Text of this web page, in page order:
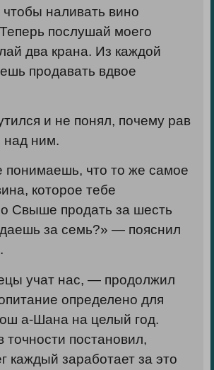
наливать вино
послушай моего
два крана. Из каждой
продавать вдвое
и не понял, почему рав
над ним.
понимаешь, что то же самое
которое тебе
Свыше продать за шесть
за семь?» — пояснил
учат нас, — продолжил
определено для
а-Шана на целый год.
постановил,
каждый заработает за это